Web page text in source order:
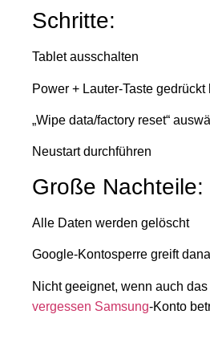
Schritte:
Tablet ausschalten
Power + Lauter-Taste gedrückt
„Wipe data/factory reset“
Neustart durchführen
Große Nachteile:
Alle Daten werden gelöscht
Google-Kontosperre greift
Nicht geeignet, wenn auch das
vergessen Samsung-Konto